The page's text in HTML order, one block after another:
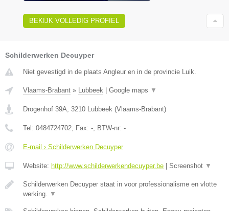
BEKIJK VOLLEDIG PROFIEL
Schilderwerken Decuyper
Niet gevestigd in de plaats Angleur en in de provincie Luik.
Vlaams-Brabant » Lubbeek Google maps ▼
Drogenhof 39A, 3210 Lubbeek (Vlaams-Brabant)
Tel: 0484724702, Fax: -, BTW-nr: -
E-mail › Schilderwerken Decuyper
Website: http://www.schilderwerkendecuyper.be Screenshot ▼
Schilderwerken Decuyper staat in voor professionalisme en vlotte
werking. ▼